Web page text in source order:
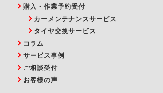
購入・作業予約受付
カーメンテナンスサービス
タイヤ交換サービス
コラム
サービス事例
ご相談受付
お客様の声